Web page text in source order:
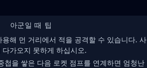
아군일 때 팁
용해 먼 거리에서 적을 공격할 수 있습니다. 사
가오지 못하게 하십시오.
첩을 쌓은 다음 로켓 점프를 연계하면 엄청난